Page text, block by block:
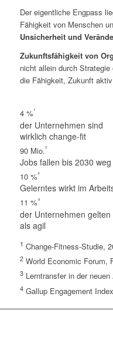
Der eigentliche Engpass
Fähigkeit von Menschen
Unsicherheit und
Zukunftsfähigkeit von
nicht allein durch
die Fähigkeit, Zukunft
4 %¹
der Unternehmen sind
wirklich change-fit
90 Mio.²
Jobs fallen bis 2030 weg
10 %³
Gelerntes wirkt im
11 %⁴
der Unternehmen gelten
als agil
1 Change-Fitness-Studie,
2World Economic Forum,
3Lerntransfer in der neuen
4Gallup Engagement